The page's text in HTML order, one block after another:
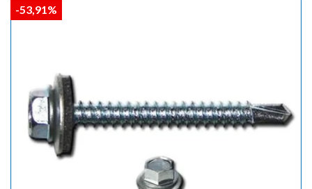
-53,91%